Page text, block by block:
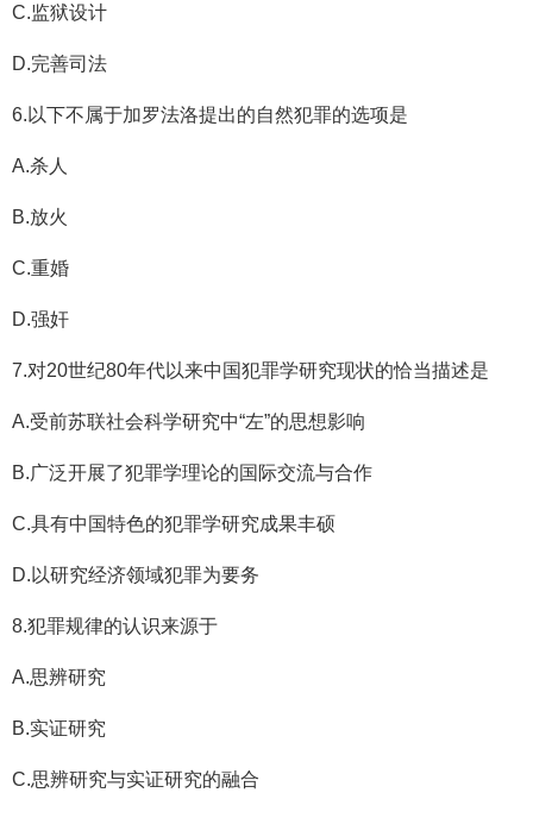
C.监狱设计
D.完善司法
6.以下不属于加罗法洛提出的自然犯罪的选项是
A.杀人
B.放火
C.重婚
D.强奸
7.对20世纪80年代以来中国犯罪学研究现状的恰当描述是
A.受前苏联社会科学研究中“左”的思想影响
B.广泛开展了犯罪学理论的国际交流与合作
C.具有中国特色的犯罪学研究成果丰硕
D.以研究经济领域犯罪为要务
8.犯罪规律的认识来源于
A.思辨研究
B.实证研究
C.思辨研究与实证研究的融合